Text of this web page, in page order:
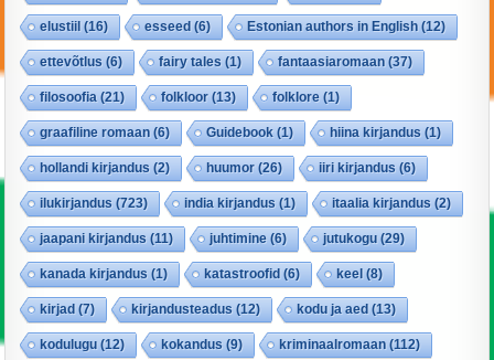
elustiil (16) esseed (6) Estonian authors in English (12)
ettevõtlus (6) fairy tales (1) fantaasiaromaan (37)
filosoofia (21) folkloor(13) folklore (1)
graafiline romaan (6) Guidebook (1) hiina kirjandus (1)
hollandi kirjandus (2) huumor(26) iiri kirjandus (6)
ilukirjandus (723) india kirjandus (1) itaalia kirjandus (2)
jaapani kirjandus (11) juhtimine (6) jutukogu (29)
kanada kirjandus (1) katastroofid (6) keel (8)
kirjad (7) kirjandusteadus (12) kodu ja aed (13)
kodulugu (12) kokandus (9) kriminaalromaan (112)